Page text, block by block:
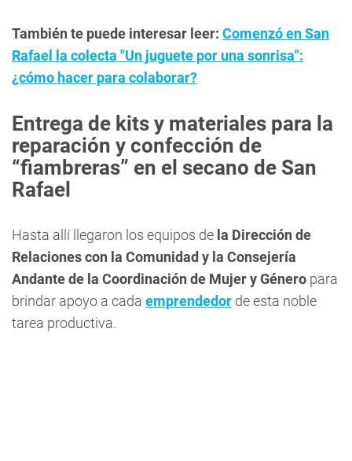
También te puede interesar leer: Comenzó en San
Rafael la colecta "Un juguete por una sonrisa":
¿cómo hacer para colaborar?
Entrega de kits y materiales para la
reparación y confección de
“fiambreras” en el secano de San
Rafael
Hasta allí llegaron los equipos de la Dirección de
Relaciones con la Comunidad y la Consejería
Andante de la Coordinación de Mujer y Género para
brindar apoyo a cada emprendedor de esta noble
tarea productiva.